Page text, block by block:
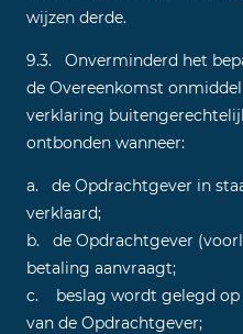
wijzen derde.
9.3. Onverminderd het
de Overeenkomst
verklaring
ontbonden wanneer:
a. de Opdrachtgever in
verklaard;
b. de Opdrachtgever
betaling aanvraagt;
c. beslag wordt gelegd op
van de Opdrachtgever;